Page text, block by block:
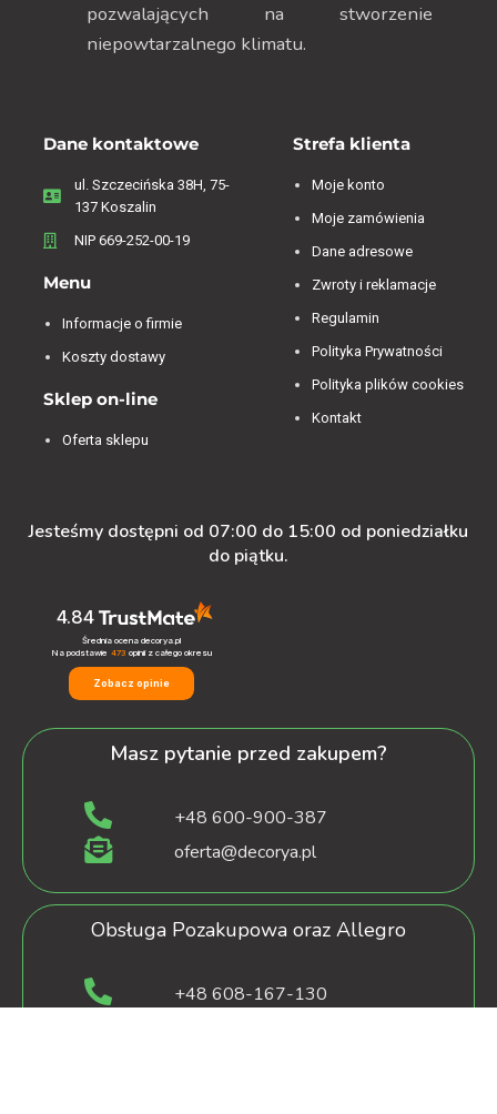
pozwalających na stworzenie
niepowtarzalnego klimatu.
Dane kontaktowe
ul. Szczecińska 38H, 75-
137 Koszalin
NIP 669-252-00-19
Menu
Informacje o firmie
Koszty dostawy
Sklep on-line
Oferta sklepu
Strefa klienta
Moje konto
Moje zamówienia
Dane adresowe
Zwroty i reklamacje
Regulamin
Polityka Prywatności
Polityka plików cookies
Kontakt
Jesteśmy dostępni od 07:00 do 15:00 od poniedziałku
do piątku.
4.84
Średnia ocena decorya.pl
Na podstawie 473 opinii z całego okresu
Zobacz opinie
Masz pytanie przed zakupem?
+48 600-900-387
oferta@decorya.pl
Obsługa Pozakupowa oraz Allegro
+48 608-167-130